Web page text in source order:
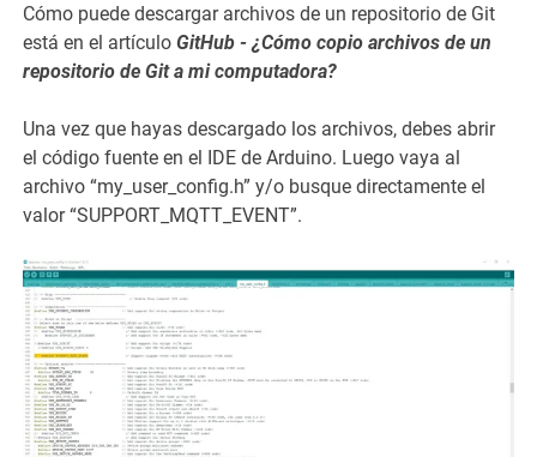
Cómo puede descargar archivos de un repositorio de Git
está en el artículoGitHub - ¿Cómo copio archivos de un
repositorio de Git a mi computadora?
Una vez que hayas descargado los archivos, debes abrir
el código fuente en el IDE de Arduino. Luego vaya al
archivo “my_user_config.h” y/o busque directamente el
valor “SUPPORT_MQTT_EVENT”.